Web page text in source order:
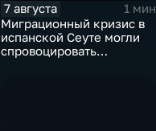
7 августа
1 мин
Миграционный кризис в
испанской Сеуте могли
спровоцировать